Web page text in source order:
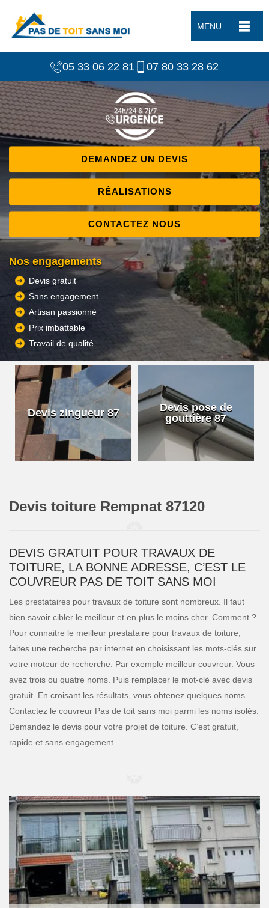
MENU
05 33 06 22 81 07 80 33 28 62
DEMANDEZ UN DEVIS
RÉALISATIONS
CONTACTEZ NOUS
Nos engagements
Devis gratuit
Sans engagement
Artisan passionné
Prix imbattable
Travail de qualité
Devis zingueur 87
Devis pose de
gouttière 87
Devis toiture Rempnat 87120
DEVIS GRATUIT POUR TRAVAUX DE
TOITURE, LA BONNE ADRESSE, C’EST LE
COUVREUR PAS DE TOIT SANS MOI
Les prestataires pour travaux de toiture sont nombreux. Il faut
bien savoir cibler le meilleur et en plus le moins cher. Comment ?
Pour connaitre le meilleur prestataire pour travaux de toiture,
faites une recherche par internet en choisissant les mots-clés sur
votre moteur de recherche. Par exemple meilleur couvreur. Vous
avez trois ou quatre noms. Puis remplacer le mot-clé avec devis
gratuit. En croisant les résultats, vous obtenez quelques noms.
Contactez le couvreur Pas de toit sans moi parmi les noms isolés.
Demandez le devis pour votre projet de toiture. C’est gratuit,
rapide et sans engagement.